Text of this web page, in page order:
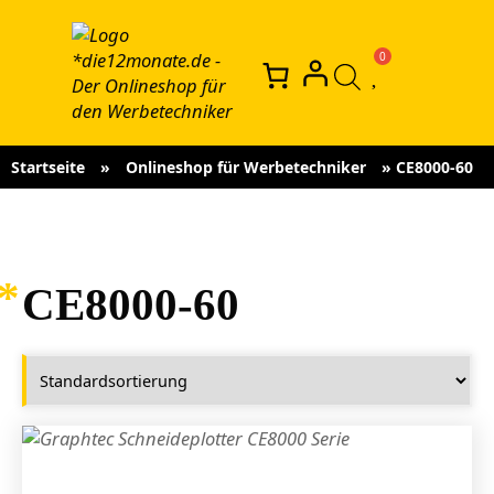
Startseite » Onlineshop für Werbetechniker » CE8000-60
CE8000-60